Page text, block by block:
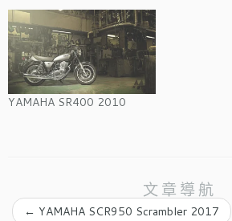
YAMAHA SR400 2010
文章導航
← YAMAHA SCR950 Scrambler 2017